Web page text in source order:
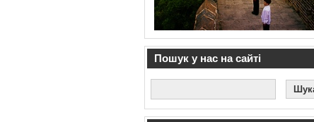
Пошук у нас на сайті